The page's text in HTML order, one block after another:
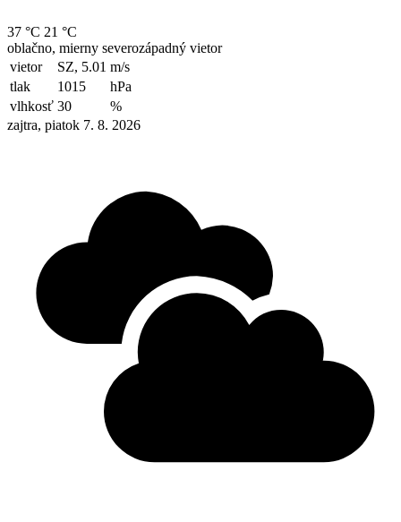
37 °C 21 °C
oblačno, mierny severozápadný vietor
vietor
SZ, 5.01 m/s
tlak
1015
hPa
vlhkosť 30
%
zajtra, piatok 7. 8. 2026